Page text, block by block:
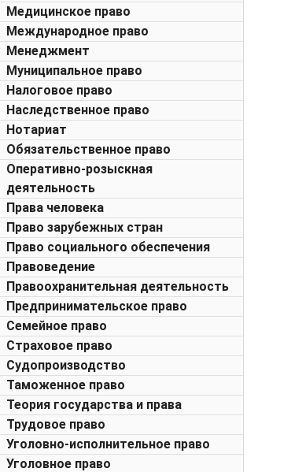
Медицинское право
Международное право
Менеджмент
Муниципальное право
Налоговое право
Наследственное право
Нотариат
Обязательственное право
Оперативно-розыскная
деятельность
Права человека
Право зарубежных стран
Право социального обеспечения
Правоведение
Правоохранительная деятельность
Предпринимательское право
Семейное право
Страховое право
Судопроизводство
Таможенное право
Теория государства и права
Трудовое право
Уголовно-исполнительное право
Уголовное право